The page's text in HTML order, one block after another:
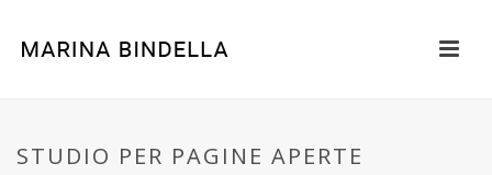
STUDIO PER PAGINE APERTE